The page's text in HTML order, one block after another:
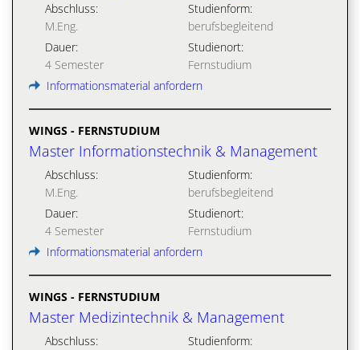
Abschluss:
M.Eng.
Studienform:
berufsbegleitend
Dauer:
4 Semester
Studienort:
Fernstudium
Informationsmaterial anfordern
WINGS - FERNSTUDIUM
Master Informationstechnik & Management
Abschluss:
M.Eng.
Studienform:
berufsbegleitend
Dauer:
4 Semester
Studienort:
Fernstudium
Informationsmaterial anfordern
WINGS - FERNSTUDIUM
Master Medizintechnik & Management
Abschluss:
Studienform: